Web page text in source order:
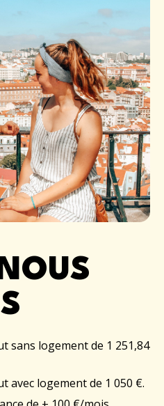
sans logement de 1 251,84
avec logement de 1 050 €.